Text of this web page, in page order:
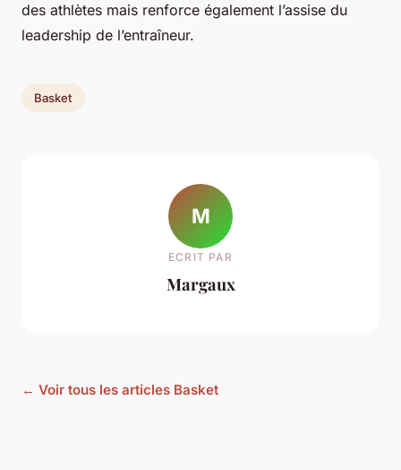
des athlètes mais renforce également l’assise du
leadership de l’entraîneur.
Basket
M
ECRIT PAR
Margaux
← Voir tous les articles Basket